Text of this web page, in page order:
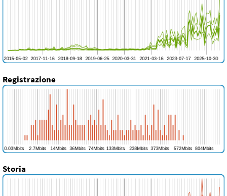
Registrazione
Storia